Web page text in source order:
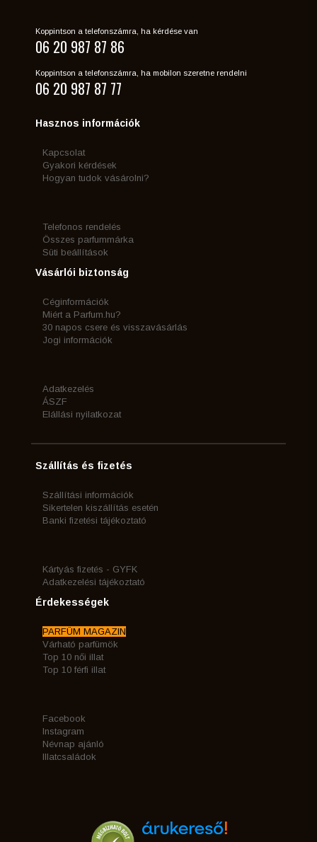
Koppintson a telefonszámra, ha kérdése van
06 20 987 87 86
Koppintson a telefonszámra, ha mobilon szeretne rendelni
06 20 987 87 77
Hasznos információk
Kapcsolat
Gyakori kérdések
Hogyan tudok vásárolni?
Telefonos rendelés
Összes parfummárka
Süti beállítások
Vásárlói biztonság
Céginformációk
Miért a Parfum.hu?
30 napos csere és visszavásárlás
Jogi információk
Adatkezelés
ÁSZF
Elállási nyilatkozat
Szállítás és fizetés
Szállítási információk
Sikertelen kiszállítás esetén
Banki fizetési tájékoztató
Kártyás fizetés - GYFK
Adatkezelési tájékoztató
Érdekességek
PARFÜM MAGAZIN
Várható parfümök
Top 10 női illat
Top 10 férfi illat
Facebook
Instagram
Névnap ajánló
Illatcsaládok